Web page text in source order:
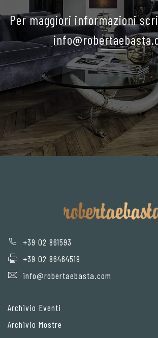
Per maggiori informazioni
+39 02 861593
+39 02 86464519
info@robertaebasta.com
Archivio Eventi
Archivio Mostre